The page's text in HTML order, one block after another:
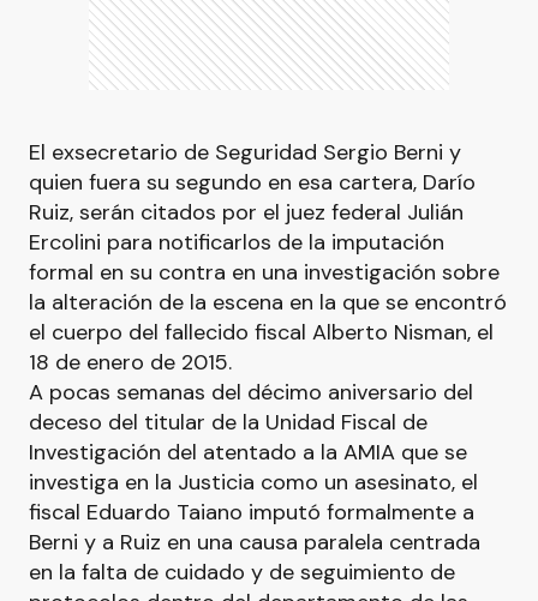
El exsecretario de Seguridad Sergio Berni y
quien fuera su segundo en esa cartera, Darío
Ruiz, serán citados por el juez federal Julián
Ercolini para notificarlos de la imputación
formal en su contra en una investigación sobre
la alteración de la escena en la que se encontró
el cuerpo del fallecido fiscal Alberto Nisman, el
18 de enero de 2015.
A pocas semanas del décimo aniversario del
deceso del titular de la Unidad Fiscal de
Investigación del atentado a la AMIA que se
investiga en la Justicia como un asesinato, el
fiscal Eduardo Taiano imputó formalmente a
Berni y a Ruiz en una causa paralela centrada
en la falta de cuidado y de seguimiento de